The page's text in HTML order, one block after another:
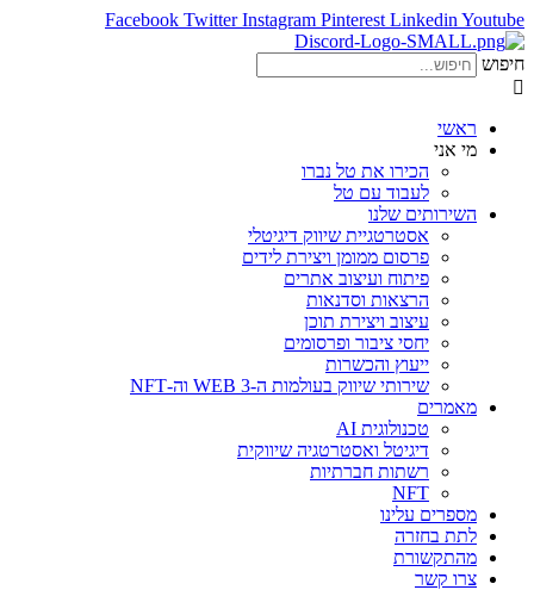
Facebook Twitter Instagram Pinterest Linkedin Youtube
חיפוש
ראשי
מי אני
הכירו את טל נברו
לעבוד עם טל
השירותים שלנו
אסטרטגיית שיווק דיגיטלי
פרסום ממומן ויצירת לידים
פיתוח ועיצוב אתרים
הרצאות וסדנאות
עיצוב ויצירת תוכן
יחסי ציבור ופרסומים
ייעוץ והכשרות
שירותי שיווק בעולמות ה-WEB 3 וה-NFT
מאמרים
טכנולוגית AI
דיגיטל ואסטרטגיה שיווקית
רשתות חברתיות
NFT
מספרים עלינו
לתת בחזרה
מהתקשורת
צרו קשר